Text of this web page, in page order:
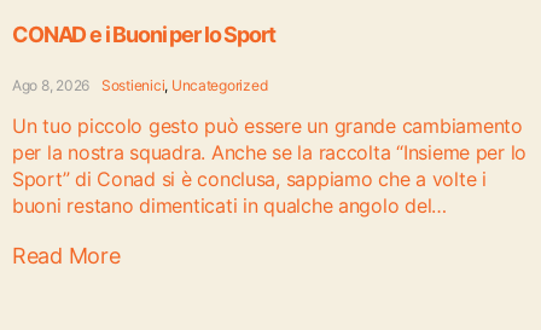
CONAD e i Buoni per lo Sport
Ago 8, 2026 Sostienici, Uncategorized
Un tuo piccolo gesto può essere un grande cambiamento
per la nostra squadra. Anche se la raccolta “Insieme per lo
Sport” di Conad si è conclusa, sappiamo che a volte i
buoni restano dimenticati in qualche angolo del
sapere che sono ancora validi e possono fare […]
Read More